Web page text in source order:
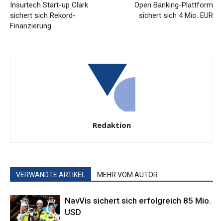
Insurtech Start-up Clark
sichert sich Rekord-
Finanzierung
Open Banking-Plattform
sichert sich 4 Mio. EUR
Redaktion
VERWANDTE ARTIKEL MEHR VOM AUTOR
NavVis sichert sich erfolgreich 85 Mio.
USD